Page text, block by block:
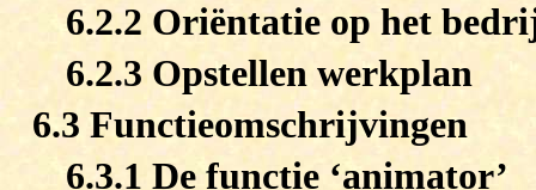
6.2.2 Oriëntatie op het
6.2.3 Opstellen werkplan
6.3 Functieomschrijvingen
6.3.1 De functie ‘animator’